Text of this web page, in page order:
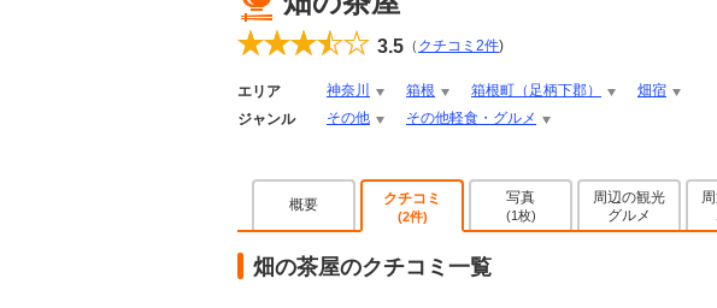
3.5 （ クチコミ 2件)
エリア 神奈川 箱根 箱根町（足柄下郡）
畑宿
ジャンル
その他 その他軽食・グルメ
概要 クチコミ
(2件)
写真
(1枚)
周辺の観光
グルメ
畑の茶屋のクチコミ一覧